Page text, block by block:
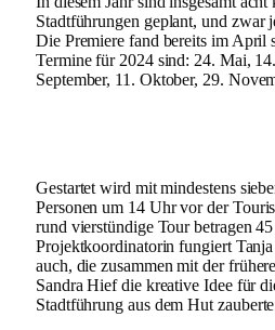
Stadtführungen geplant, und zwar
Die Premiere fand bereits im April
Termine für 2024 sind: 24. Mai,
September, 11. Oktober, 29.
Gestartet wird mit mindestens
Personen um 14 Uhr vor der
rund vierstündige Tour betragen
Projektkoordinatorin fungiert
auch, die zusammen mit der
Sandra Hief die kreative Idee für
Stadtführung aus dem Hut